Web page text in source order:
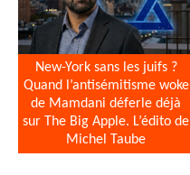
New-York sans les juifs ?
Quand l’antisémitisme woke
de Mamdani déferle déjà
sur The Big Apple. L’édito de
Michel Taube